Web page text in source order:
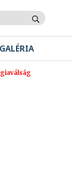
GALÉRIA